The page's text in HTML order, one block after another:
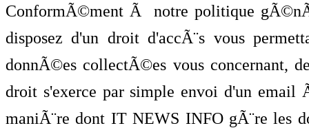
ConformÃ©ment Ã notre politique
disposez d'un droit d'accÃ¨s vous
donnÃ©es collectÃ©es vous concernant,
droit s'exerce par simple envoi d'un
maniÃ¨re dont IT NEWS INFO gÃ¨re les